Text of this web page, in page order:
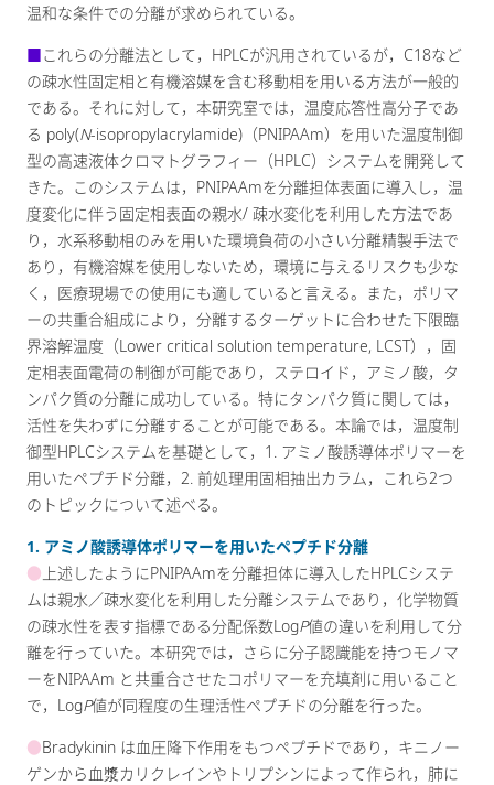
温和な条件での分離が求められている。
■これらの分離法として，HPLCが汎用されているが，C18など
の疎水性固定相と有機溶媒を含む移動相を用いる方法が一般的
である。それに対して，本研究室では，温度応答性高分子であ
る poly(N-isopropylacrylamide)（PNIPAAm）を用いた温度制御
型の高速液体クロマトグラフィー（HPLC）システムを開発して
きた。このシステムは，PNIPAAmを分離担体表面に導入し，温
度変化に伴う固定相表面の親水/ 疎水変化を利用した方法であ
り，水系移動相のみを用いた環境負荷の小さい分離精製手法で
あり，有機溶媒を使用しないため，環境に与えるリスクも少な
く，医療現場での使用にも適していると言える。また，ポリマ
ーの共重合組成により，分離するターゲットに合わせた下限臨
界溶解温度（Lower critical solution temperature, LCST），固
定相表面電荷の制御が可能であり，ステロイド，アミノ酸，タ
ンパク質の分離に成功している。特にタンパク質に関しては，
活性を失わずに分離することが可能である。本論では，温度制
御型HPLCシステムを基礎として，1. アミノ酸誘導体ポリマーを
用いたペプチド分離，2. 前処理用固相抽出カラム，これら2つ
のトピックについて述べる。
1. アミノ酸誘導体ポリマーを用いたペプチド分離
● 上述したようにPNIPAAmを分離担体に導入したHPLCシステ
ムは親水／疎水変化を利用した分離システムであり，化学物質
の疎水性を表す指標である分配係数LogP値の違いを利用して分
離を行っていた。本研究では，さらに分子認識能を持つモノマ
ーをNIPAAm と共重合させたコポリマーを充填剤に用いること
で，LogP値が同程度の生理活性ペプチドの分離を行った。
●Bradykinin は血圧降下作用をもつペプチドであり，キニノー
ゲンから血漿カリクレインやトリプシンによって作られ，肺に